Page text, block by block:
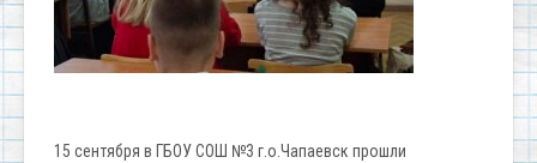
15 сентября в ГБОУ СОШ №3 г.о.Чапаевск прошли